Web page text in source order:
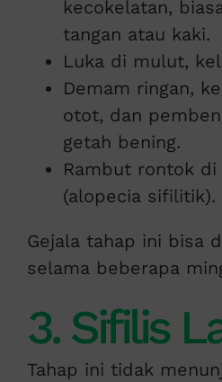
kecokelatan,
tangan atau kaki.
Luka di mulut,
Demam ringan,
otot, dan
getah bening.
Rambut rontok
(alopecia sifilitik).
Gejala tahap ini bisa
selama beberapa
3. Sifilis
Tahap ini tidak